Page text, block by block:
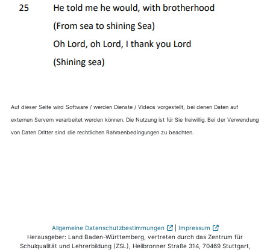
Auf dieser Seite wird Software / werden Dienste / Videos vorgestellt, bei denen Daten auf
externen Servern verarbeitet werden können. Die Nutzung ist für Sie freiwillig. Bei der Verwendung
von Daten Dritter sind die rechtlichen Rahmenbedingungen zu beachten.
Allgemeine Datenschutzbestimmungen | Impressum
Herausgeber: Land Baden-Württemberg, vertreten durch das Zentrum für
Schulqualität und Lehrerbildung (ZSL), Heilbronner Straße 314, 70469 Stuttgart,